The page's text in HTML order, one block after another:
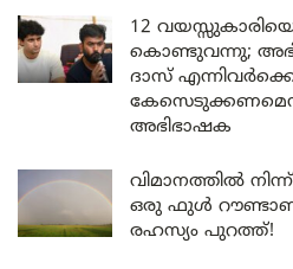
12
കൊണ്ടുവന്നു;
ദാസ്
അഭിഭാഷക
വിമാനത്തിൽ
ഒരു ഫുൾ
രഹസ്യം പുറത്ത്!